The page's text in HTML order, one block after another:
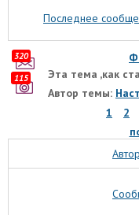
Последнее
Эта тема ,как
Автор темы:
1
2
320
115